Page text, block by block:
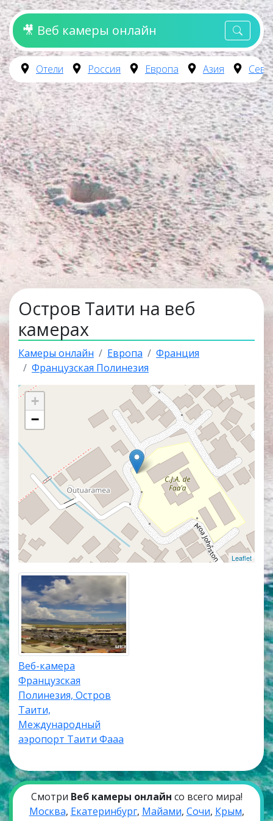
🎥 Веб камеры онлайн
Отели Россия Европа Азия
Остров Таити на веб
камерах
Камеры онлайн Европа
Франция
Французская Полинезия
+
−
Leaflet
Веб-камера
Французская
Полинезия, Остров
Таити,
Международный
аэропорт Таити Фааа
Смотри Веб камеры онлайн со всего мира!
Москва, Екатеринбург, Майами, Сочи, Крым,